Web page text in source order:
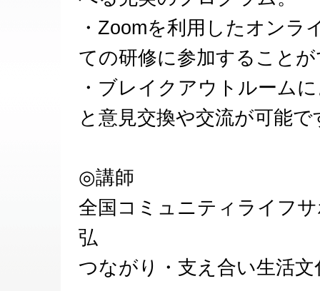
・Zoomを利用したオンラ
ての研修に参加すること
・ブレイクアウトルーム
と意見交換や交流が可能で
◎講師
全国コミュニティライフ
弘
つながり・支え合い生活